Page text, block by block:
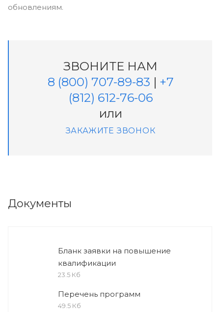
обновлениям.
ЗВОНИТЕ НАМ
8 (800) 707-89-83 | +7
(812) 612-76-06
или
ЗАКАЖИТЕ ЗВОНОК
Документы
Бланк заявки на повышение
квалификации
23.5 Кб
Перечень программ
49.5 Кб